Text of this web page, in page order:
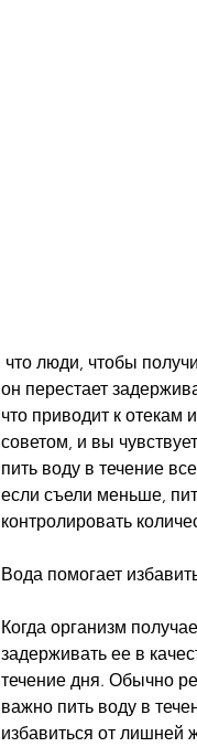
он перестает
что приводит к отекам
советом, и вы
пить воду в течение
если съели меньше,
контролировать
Вода помогает
Когда организм
задерживать ее в
течение дня. Обычно
важно пить воду в
избавиться от лишней